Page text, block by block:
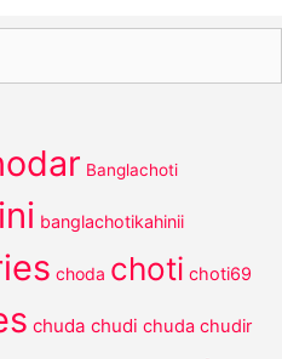
Banglachoti
banglachotikahinii
choda choti choti69
chuda chudi chuda chudir